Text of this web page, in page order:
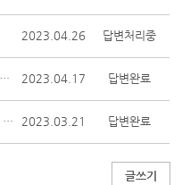
2023.04.26 답변처리중
2023.04.17 답변완료
2023.03.21 답변완료
글쓰기